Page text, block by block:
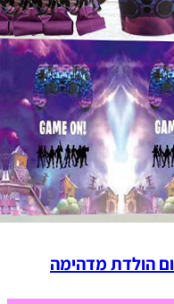
הולדת מדהימה